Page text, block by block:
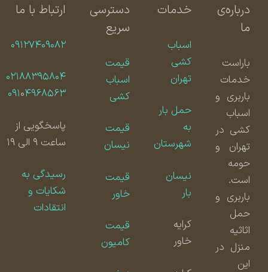
درباره‌ی
باراست
خدمات
باربری و
اسباب
کشی در
تهران و
حومه
است.
باربری و
حمل
اثاثیه
منزل در
خدمات
اسباب
کشی
تهران
حمل بار
شهرستان
نیسان
دسترسی
سریع
قیمت
اسباب
کشی
قیمت
نیسان
قیمت
قیمت
کامیون
ارتباط با ما
۰۹۱۲۷۴۰۹۰۸۲
۰۲۱۸۸۳۹۵۸۰۴
۰۹۱۰۴۹۶۸۵۶۳
پاسخگویی از
ساعت ۹ الی ۱۹
رسیدگی به
شکایات و
انتقادات